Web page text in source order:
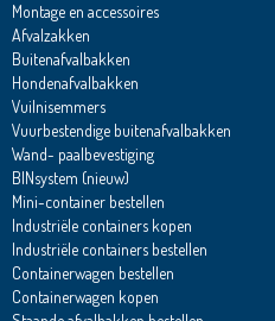
Montage en accessoires
Afvalzakken
Buitenafvalbakken
Hondenafvalbakken
Vuilnisemmers
Vuurbestendige buitenafvalbakken
Wand- paalbevestiging
BINsystem (nieuw)
Mini-container bestellen
Industriële containers kopen
Industriële containers bestellen
Containerwagen bestellen
Containerwagen kopen